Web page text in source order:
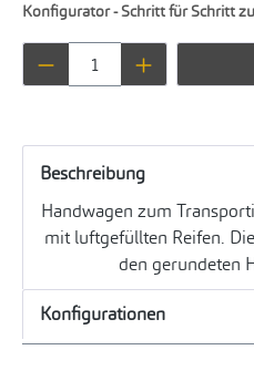
Konfigurator - Schritt für Schritt
Produkt Anzahl:
Beschreibung
Handwagen zum
mit luftgefüllten Reifen.
den gerundeten
Konfigurationen